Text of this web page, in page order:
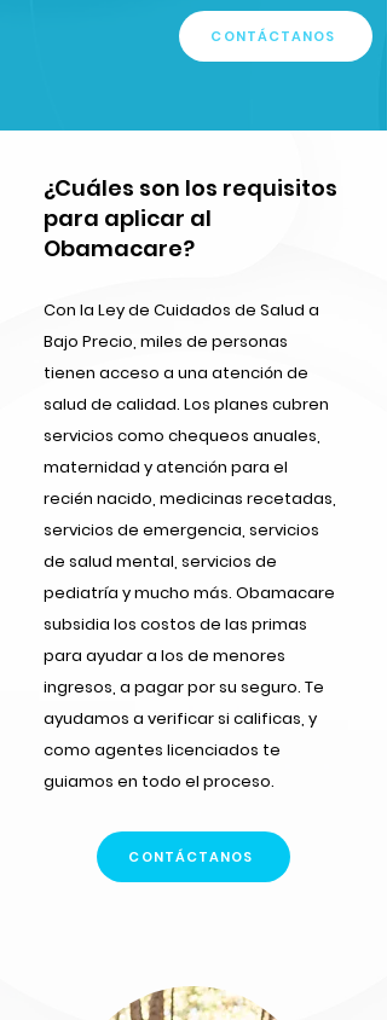
CONTÁCTANOS
¿Cuáles son los requisitos
para aplicar al
Obamacare?
Con la Ley de Cuidados de Salud a
Bajo Precio, miles de personas
tienen acceso a una atención de
salud de calidad. Los planes cubren
servicios como chequeos anuales,
maternidad y atención para el
recién nacido, medicinas recetadas,
servicios de emergencia, servicios
de salud mental, servicios de
pediatría y mucho más. Obamacare
subsidia los costos de las primas
para ayudar a los de menores
ingresos, a pagar por su seguro. Te
ayudamos a verificar si calificas, y
como agentes licenciados te
guiamos en todo el proceso.
CONTÁCTANOS